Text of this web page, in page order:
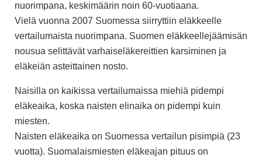
nuorimpana, keskimäärin noin 60-vuotiaana.
Vielä vuonna 2007 Suomessa siirryttiin eläkkeelle
vertailumaista nuorimpana. Suomen eläkkeellejäämisän
nousua selittävät varhaiseläkereittien karsiminen ja
eläkeiän asteittainen nosto.
Naisilla on kaikissa vertailumaissa miehiä pidempi
eläkeaika, koska naisten elinaika on pidempi kuin
miesten.
Naisten eläkeaika on Suomessa vertailun pisimpiä (23
vuotta). Suomalaismiesten eläkeajan pituus on